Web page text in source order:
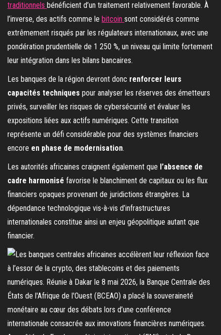
traditionnels bénéficient d’un traitement relativement favorable. À
l’inverse, des actifs comme le bitcoin sont considérés comme
extrêmement risqués par les régulateurs internationaux, avec une
pondération prudentielle de 1 250 %, un niveau qui limite fortement
leur intégration dans les bilans bancaires.
Les banques de la région devront donc renforcer leurs
capacités techniques pour analyser les réserves des émetteurs
privés, surveiller les risques de cybersécurité et évaluer les
expositions liées aux actifs numériques. Cette transition
représente un défi considérable pour des systèmes financiers
encore en phase de modernisation.
Les autorités africaines craignent également que l’absence de
cadre harmonisé favorise le blanchiment de capitaux ou les flux
financiers opaques provenant de juridictions étrangères. La
dépendance technologique vis-à-vis d’infrastructures
internationales constitue ainsi un enjeu géopolitique autant que
financier.